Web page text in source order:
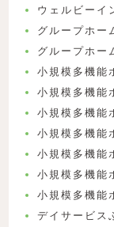
ウェルビーイ
グループホー
グループホー
小規模多機能
小規模多機能
小規模多機能
小規模多機能
小規模多機能
小規模多機能
小規模多機能
デイサービス